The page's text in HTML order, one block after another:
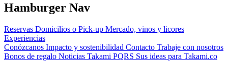
Hamburger Nav
Reservas Domicilios o Pick-up Mercado, vinos y licores
Experiencias
Conózcanos Impacto y sostenibilidad Contacto Trabaje con nosotros
Bonos de regalo Noticias Takami PQRS Sus ideas para Takami.co